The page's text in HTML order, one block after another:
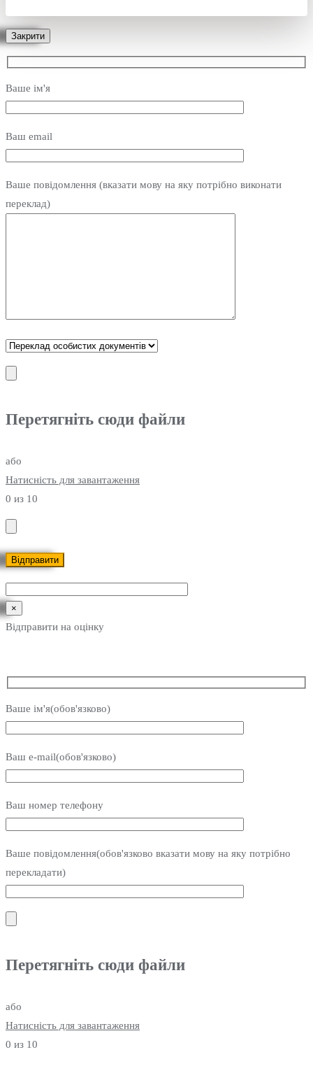
Закрити
Ваше ім'я
Ваш email
Ваше повідомлення (вказати мову на яку потрібно виконати
переклад)
Перетягніть сюди файли
або
Натисність для завантаження
0 из 10
×
Відправити на оцінку
Ваше ім'я(обов'язково)
Ваш e-mail(обов'язково)
Ваш номер телефону
Ваше повідомлення(обов'язково вказати мову на яку потрібно
перекладати)
Перетягніть сюди файли
або
Натисність для завантаження
0 из 10